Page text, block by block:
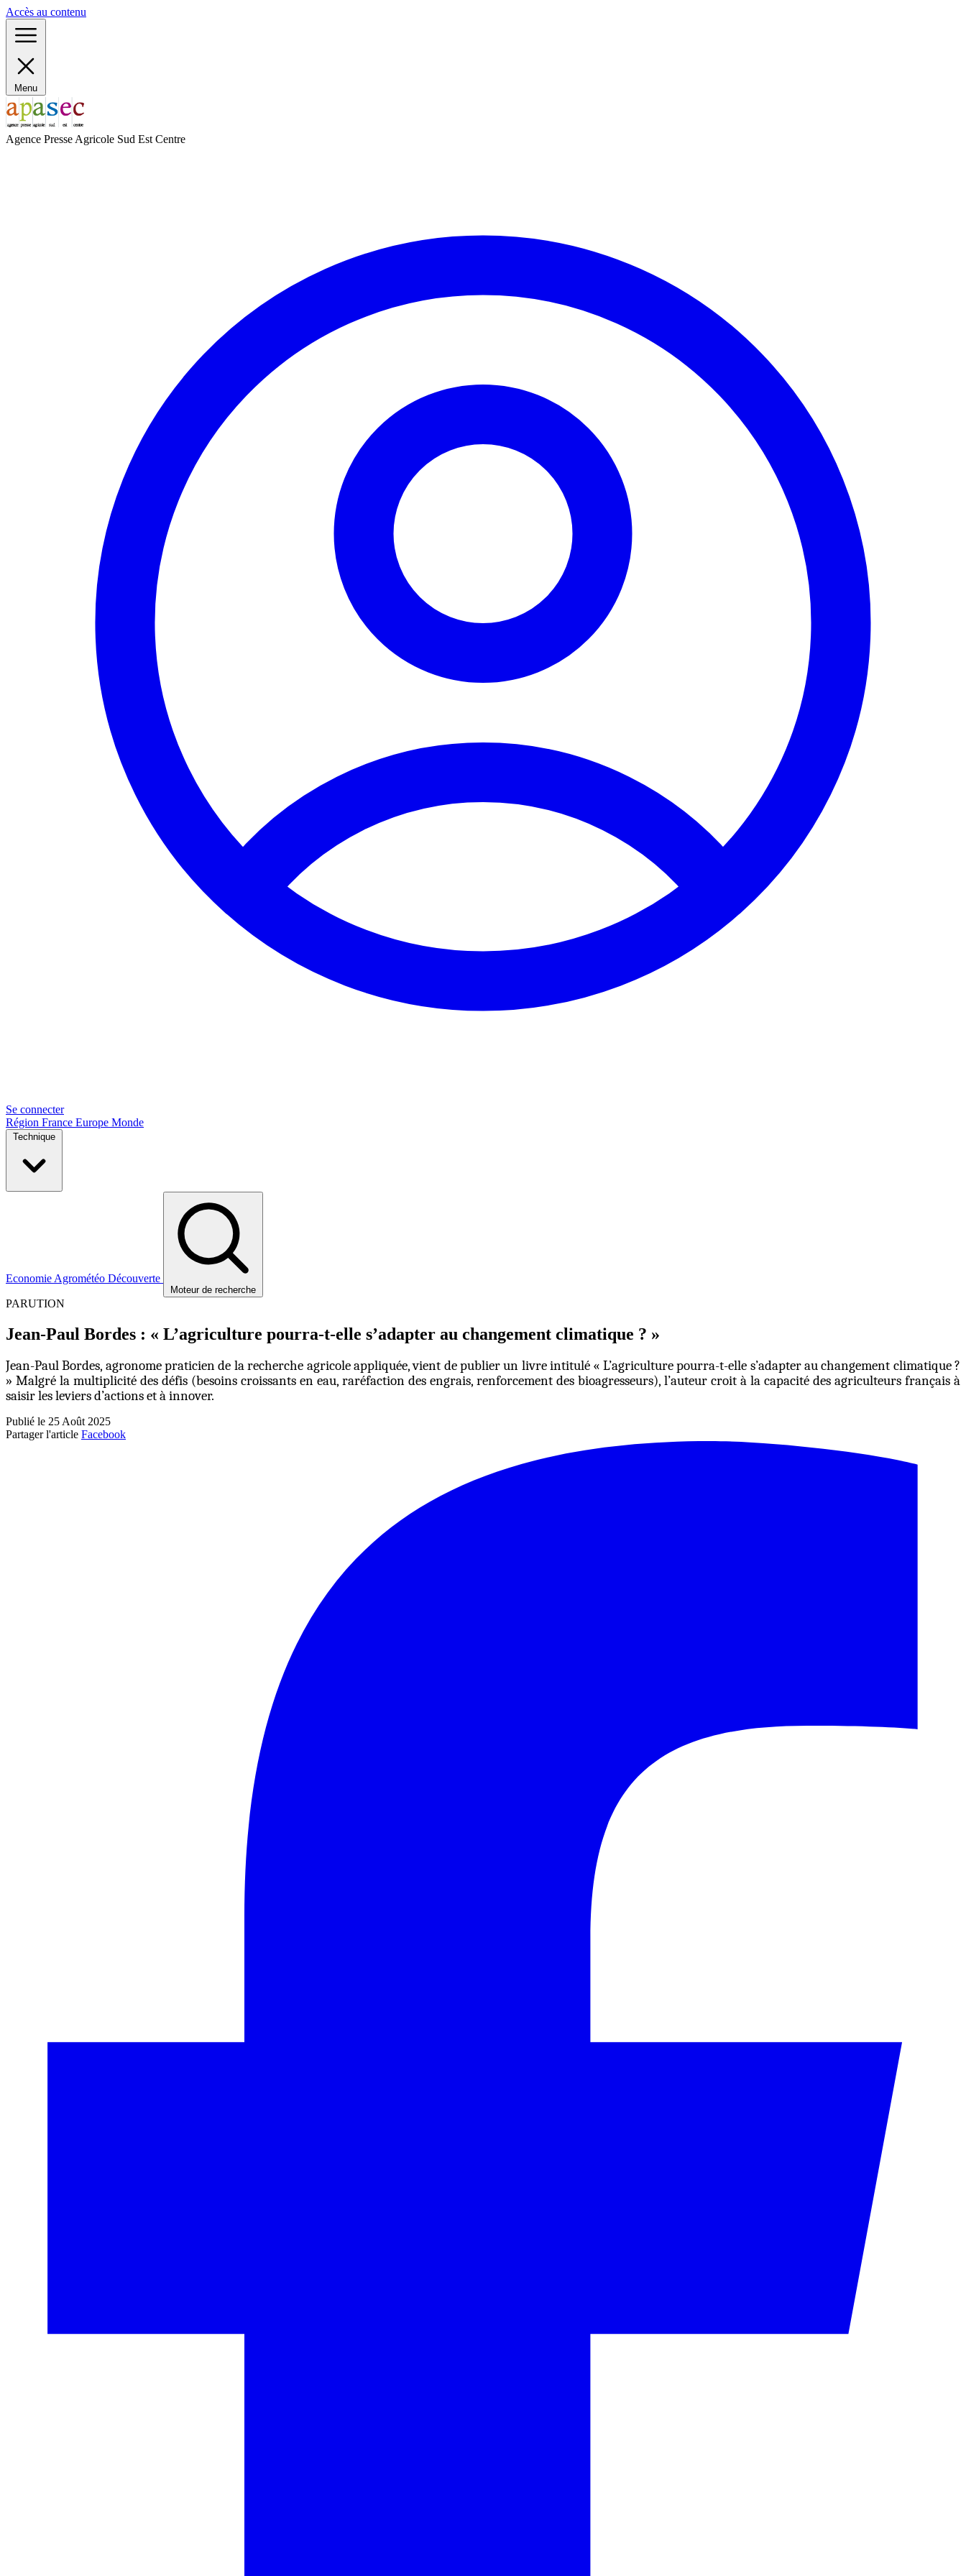
Accès au contenu
Menu
Agence Presse Agricole Sud Est Centre
Se connecter
Région France Europe Monde
Technique
Economie Agrométéo Découverte
Moteur de recherche
PARUTION
Jean-Paul Bordes : « L’agriculture pourra-t-elle s’adapter au changement climatique ? »
Jean-Paul Bordes, agronome praticien de la recherche agricole appliquée, vient de publier un livre intitulé « L’agriculture pourra-t-elle s’adapter au changement climatique ?
» Malgré la multiplicité des défis (besoins croissants en eau, raréfaction des engrais, renforcement des bioagresseurs), l’auteur croit à la capacité des agriculteurs français à
saisir les leviers d’actions et à innover.
Publié le 25 Août 2025
Partager l'article Facebook
Panneau de gestion des cookies